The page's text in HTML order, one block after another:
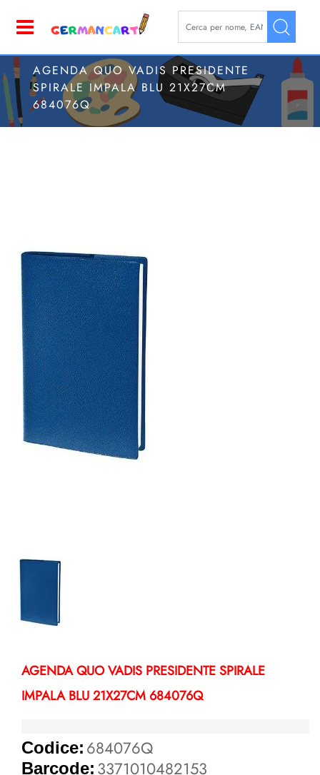
La modifica di un filtro
AGENDA QUO VADIS PRESIDENTE
SPIRALE IMPALA BLU 21X27CM
684076Q
AGENDA QUO VADIS PRESIDENTE SPIRALE
IMPALA BLU 21X27CM 684076Q
Codice: 684076Q
Barcode: 3371010482153